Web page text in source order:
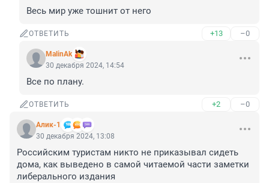
Весь мир уже тошнит от него
ОТВЕТИТЬ +13 –0
MalinAk
30 декабря 2024, 14:54
Все по плану.
ОТВЕТИТЬ +2 –0
Алик-1
30 декабря 2024, 13:08
Российским туристам никто не приказывал сидеть
дома, как выведено в самой читаемой части заметки
либерального издания